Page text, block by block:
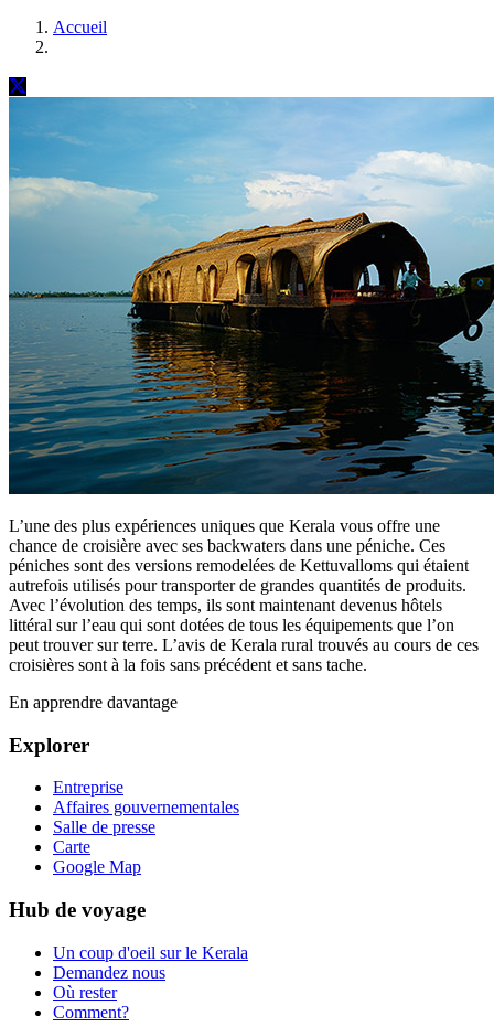
Accueil
L’une des plus expériences uniques que Kerala vous offre une
chance de croisière avec ses backwaters dans une péniche. Ces
péniches sont des versions remodelées de Kettuvalloms qui étaient
autrefois utilisés pour transporter de grandes quantités de produits.
Avec l’évolution des temps, ils sont maintenant devenus hôtels
littéral sur l’eau qui sont dotées de tous les équipements que l’on
peut trouver sur terre. L’avis de Kerala rural trouvés au cours de ces
croisières sont à la fois sans précédent et sans tache.
En apprendre davantage
Explorer
Entreprise
Affaires gouvernementales
Salle de presse
Carte
Google Map
Hub de voyage
Un coup d'oeil sur le Kerala
Demandez nous
Où rester
Comment?